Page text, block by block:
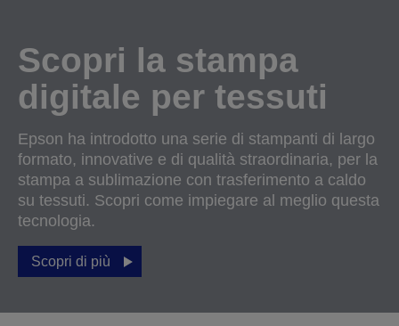
Scopri la stampa
digitale per tessuti
Epson ha introdotto una serie di stampanti di largo
formato, innovative e di qualità straordinaria, per la
stampa a sublimazione con trasferimento a caldo
su tessuti. Scopri come impiegare al meglio questa
tecnologia.
Scopri di più